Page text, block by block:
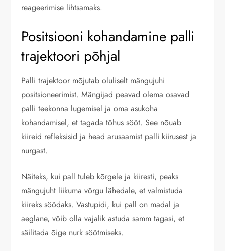
reageerimise lihtsamaks.
Positsiooni kohandamine palli
trajektoori põhjal
Palli trajektoor mõjutab oluliselt mängujuhi
positsioneerimist. Mängijad peavad olema osavad
palli teekonna lugemisel ja oma asukoha
kohandamisel, et tagada tõhus sööt. See nõuab
kiireid refleksisid ja head arusaamist palli kiirusest ja
nurgast.
Näiteks, kui pall tuleb kõrgele ja kiiresti, peaks
mängujuht liikuma võrgu lähedale, et valmistuda
kiireks söödaks. Vastupidi, kui pall on madal ja
aeglane, võib olla vajalik astuda samm tagasi, et
säilitada õige nurk söötmiseks.